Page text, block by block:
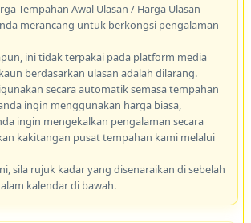
Tempahan Awal Ulasan / Harga Ulasan
merancang untuk berkongsi pengalaman
ini tidak terpakai pada platform media
berdasarkan ulasan adalah dilarang.
secara automatik semasa tempahan
ingin menggunakan harga biasa,
ingin mengekalkan pengalaman secara
kakitangan pusat tempahan kami melalui
sila rujuk kadar yang disenaraikan di sebelah
kalendar di bawah.